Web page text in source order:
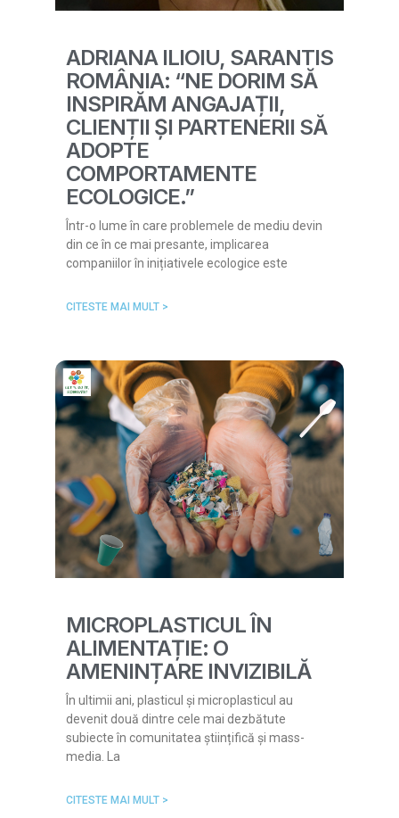
ADRIANA ILIOIU, SARANTIS
ROMÂNIA: “NE DORIM SĂ
INSPIRĂM ANGAJAȚII,
CLIENȚII ȘI PARTENERII SĂ
ADOPTE
COMPORTAMENTE
ECOLOGICE.”
Într-o lume în care problemele de mediu devin
din ce în ce mai presante, implicarea
companiilor în inițiativele ecologice este
CITESTE MAI MULT >
MICROPLASTICUL ÎN
ALIMENTAȚIE: O
AMENINȚARE INVIZIBILĂ
În ultimii ani, plasticul și microplasticul au
devenit două dintre cele mai dezbătute
subiecte în comunitatea științifică și mass-
media. La
CITESTE MAI MULT >